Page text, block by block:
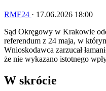
RMF24 · 17.06.2026 18:00
Sąd Okręgowy w Krakowie
referendum z 24 maja, w
Wnioskodawca zarzucał
że nie wykazano istotnego
W skrócie